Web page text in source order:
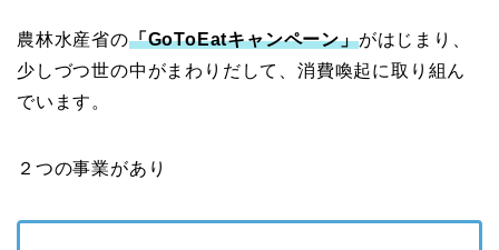
農林水産省の「GoToEatキャンペーン」がはじまり、
少しづつ世の中がまわりだして、消費喚起に取り組ん
でいます。
２つの事業があり